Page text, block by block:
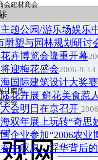
会建材商会
计院所
委会
）
题公园/游乐场娱乐
雕塑与园林规划研讨
卉博览会隆重开幕
迎梅花盛会2006-9-13
国际建筑设计大奖
花卉展 鲜花美食惹
会明日在京召开
双年展上玩转“奇思
企业参加“2006农业
中叹息—浮华背后